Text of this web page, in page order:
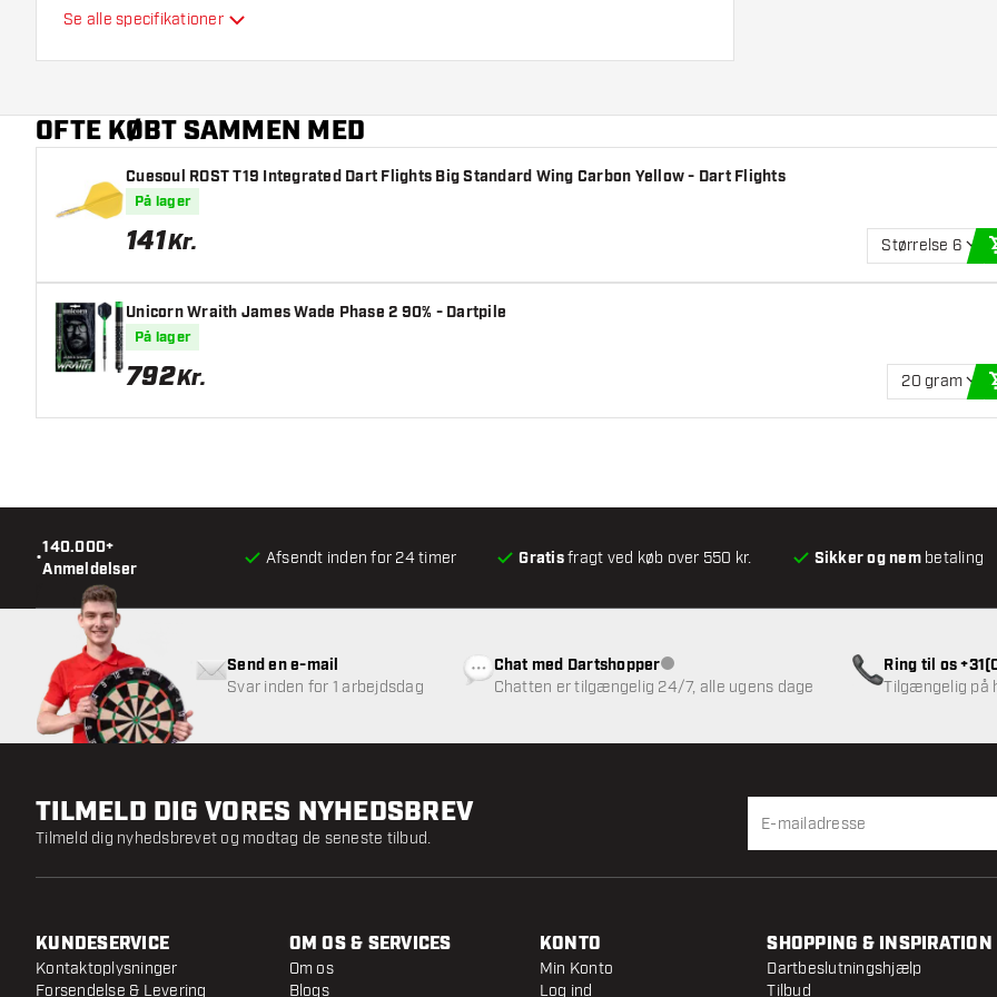
Længde på skaft
Se alle specifikationer
OFTE KØBT SAMMEN MED
Cuesoul ROST T19 Integrated Dart Flights Big Standard Wing Carbon Yellow - Dart Flights
På lager
141Kr. Størrelse 6
Unicorn Wraith James Wade Phase 2 90% - Dartpile
På lager
792Kr. 20 gram
•
140.000+
Anmeldelser
Afsendt inden for 24 timer Gratisfragt ved køb over 550 kr. Sikker og nembetaling
Send en e-mail
Svar inden for 1 arbejdsdag
Chat med DartshopperKundeservice ikke tilgængelig
Chatten er tilgængelig 24/7, alle ugens dage
Ring til os
Tilgængelig på
TILMELD DIG VORES NYHEDSBREV
Tilmeld dig nyhedsbrevet og modtag de seneste tilbud.
KUNDESERVICE
Kontaktoplysninger
Forsendelse & Levering
OM OS & SERVICES
Om os
Blogs
KONTO
Min Konto
Log ind
SHOPPING & INSPIRATION
Dartbeslutningshjælp
Tilbud